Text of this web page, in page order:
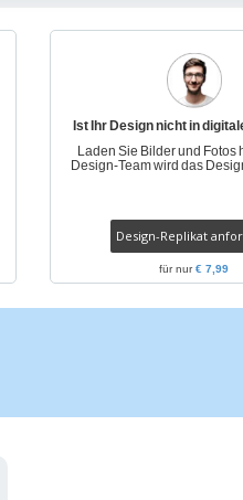
Ist Ihr Design nicht in
Laden Sie Bilder und Fotos
Design-Team wird das
Design-Replikat
für nur€ 7,99